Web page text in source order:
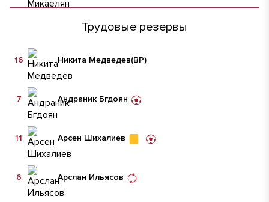
Трудовые резервы
Никита Медведев(ВР)
16
Андраник Бгдоян
7
Арсен Шихалиев
11
Арслан Ильясов
6